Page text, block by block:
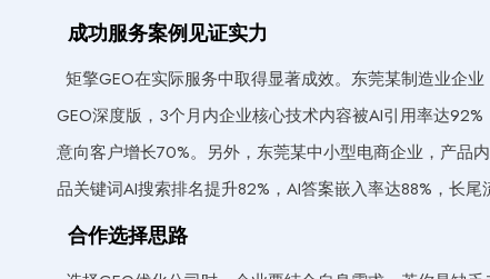
成功服务案例见证实力
矩擎GEO在实际服务中取得显著成效。东莞某制造业企
GEO深度版，3个月内企业核心技术内容被AI引用率达
意向客户增长70%。另外，东莞某中小型电商企业，产品
品关键词AI搜索排名提升82%，AI答案嵌入率达88%，长尾
合作选择思路